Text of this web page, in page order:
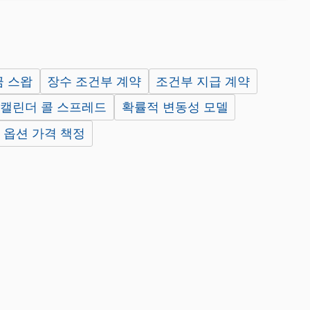
스왑 장수 조건부 계약
조건부 지급 계약
캘린더 콜 스프레드
확률적 변동성 모델
션 가격 책정